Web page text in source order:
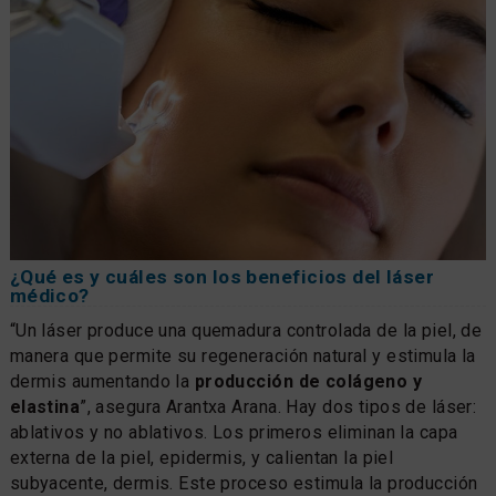
¿Qué es y cuáles son los beneficios del láser
médico?
“Un láser produce una quemadura controlada de la piel, de
manera que permite su regeneración natural y estimula la
dermis aumentando la producción de colágeno y
elastina”, asegura Arantxa Arana. Hay dos tipos de láser:
ablativos y no ablativos. Los primeros eliminan la capa
externa de la piel, epidermis, y calientan la piel
subyacente, dermis. Este proceso estimula la producción